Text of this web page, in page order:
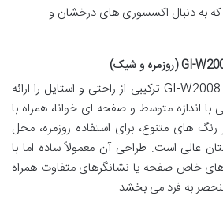
که به دنبال اکسسوری های درخشان و
برای استفاده روزمره، مدل GI-W2008 ترکیبی از راحتی و استایل را ارائه
اندازه متوسط و صفحه ای خوانا، همراه با
های متنوع، برای استفاده روزمره، محل
عالی است. طراحی آن معمولاً ساده اما با
خاص صفحه یا نشانگرهای متفاوت همراه
به فرد می بخشد.